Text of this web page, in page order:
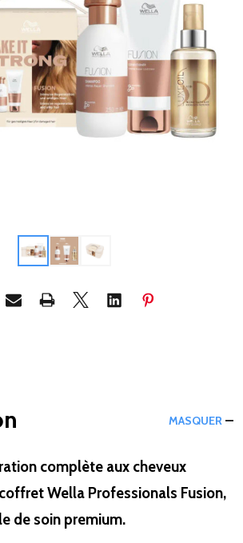
MASQUER
complète aux cheveux
Wella Professionals Fusion,
de soin premium.